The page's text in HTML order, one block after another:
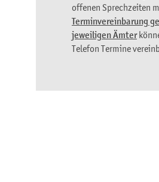
offenen Sprechzeiten
Terminvereinbarung
jeweiligen Ämter
Telefon Termine